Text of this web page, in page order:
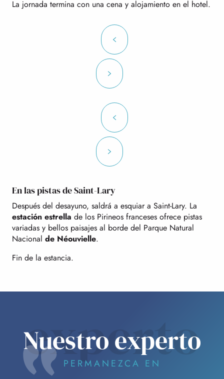
La jornada termina con una cena y alojamiento en el hotel.
En las pistas de Saint-Lary
Después del desayuno, saldrá a esquiar a Saint-Lary. La
estación estrella de los Pirineos franceses ofrece pistas
variadas y bellos paisajes al borde del Parque Natural
Nacional de Néouvielle.
Fin de la estancia.
experto
Nuestro experto
PERMANEZCA EN